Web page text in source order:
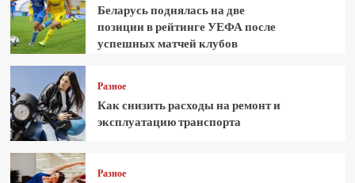
Беларусь поднялась на две
позиции в рейтинге УЕФА после
успешных матчей клубов
Разное
Как снизить расходы на ремонт и
эксплуатацию транспорта
Разное